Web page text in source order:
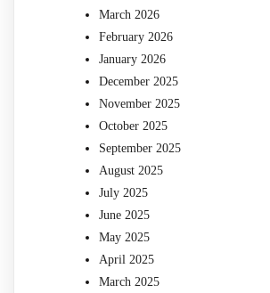
March 2026
February 2026
January 2026
December 2025
November 2025
October 2025
September 2025
August 2025
July 2025
June 2025
May 2025
April 2025
March 2025